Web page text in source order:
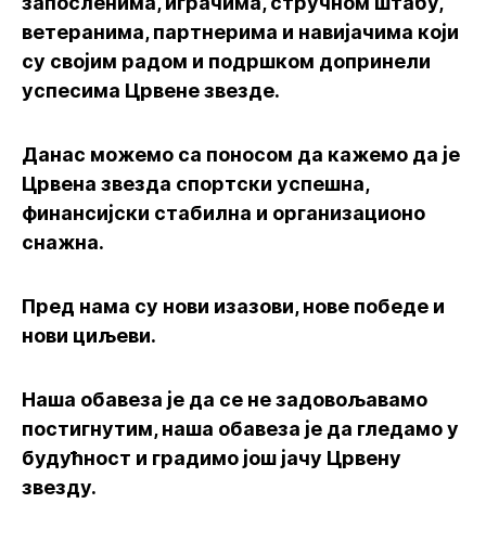
ветеранима, партнерима и навијачима који
су својим радом и подршком допринели
успесима Црвене звезде.
Данас можемо са поносом да кажемо да је
Црвена звезда спортски успешна,
финансијски стабилна и организационо
снажна.
Пред нама су нови изазови, нове победе и
нови циљеви.
Наша обавеза је да се не задовољавамо
постигнутим, наша обавеза је да гледамо у
будућност и градимо још јачу Црвену
звезду.